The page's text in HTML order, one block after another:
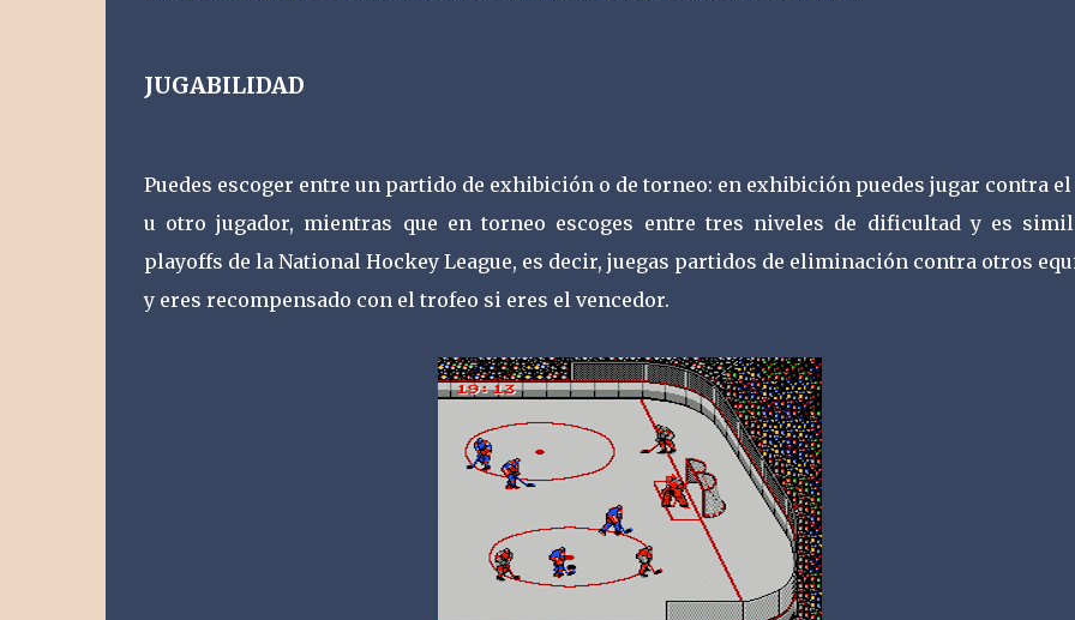
JUGABILIDAD
Puedes escoger entre un partido de exhibición o de torneo: en exhibición puedes jugar contra el
u otro jugador, mientras que en torneo escoges entre tres niveles de dificultad y es
playoffs de la National Hockey League, es decir, juegas partidos de eliminación contra otros
y eres recompensado con el trofeo si eres el vencedor.